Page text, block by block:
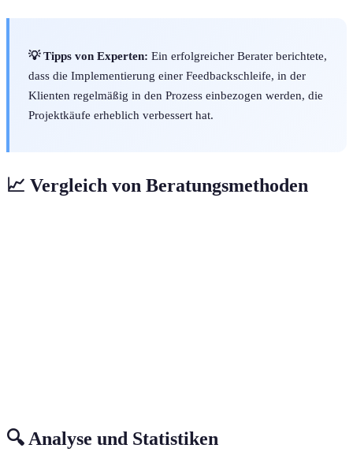
💡 Tipps von Experten: Ein erfolgreicher Berater berichtete,
dass die Implementierung einer Feedbackschleife, in der
Klienten regelmäßig in den Prozess einbezogen werden, die
Projektkäufe erheblich verbessert hat.
📈 Vergleich von Beratungsmethoden
🔍 Analyse und Statistiken